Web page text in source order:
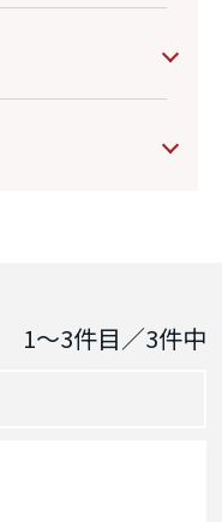
1～3件目／3件中